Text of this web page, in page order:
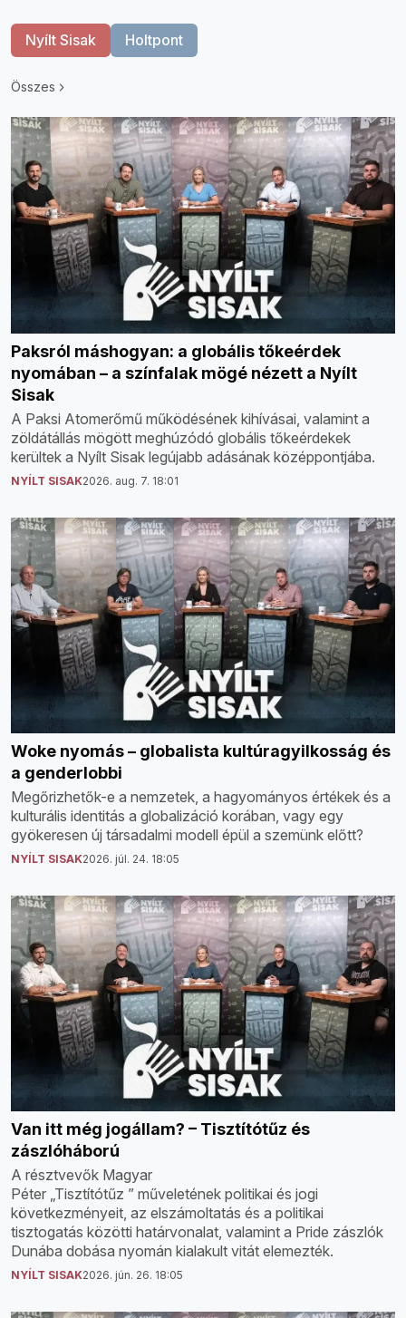
Nyílt Sisak Holtpont
Összes
Paksról máshogyan: a globális tőkeérdek
nyomában – a színfalak mögé nézett a Nyílt
Sisak
A Paksi Atomerőmű működésének kihívásai, valamint a
zöldátállás mögött meghúzódó globális tőkeérdekek
kerültek a Nyílt Sisak legújabb adásának középpontjába.
NYÍLT SISAK2026. aug. 7. 18:01
Woke nyomás – globalista kultúragyilkosság és
a genderlobbi
Megőrizhetők-e a nemzetek, a hagyományos értékek és a
kulturális identitás a globalizáció korában, vagy egy
gyökeresen új társadalmi modell épül a szemünk előtt?
NYÍLT SISAK2026. júl. 24. 18:05
Van itt még jogállam? – Tisztítótűz és
zászlóháború
A résztvevők Magyar
Péter „Tisztítótűz ” műveletének politikai és jogi
következményeit, az elszámoltatás és a politikai
tisztogatás közötti határvonalat, valamint a Pride zászlók
Dunába dobása nyomán kialakult vitát elemezték.
NYÍLT SISAK2026. jún. 26. 18:05